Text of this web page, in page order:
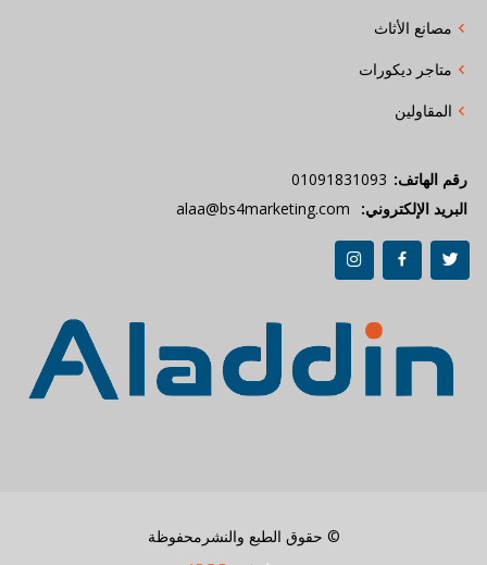
مصانع الأثاث
متاجر ديكورات
المقاولين
رقم الهاتف: 01091831093
البريد الإلكتروني:
alaa@bs4marketing.com
© حقوق الطبع والنشرمحفوظة